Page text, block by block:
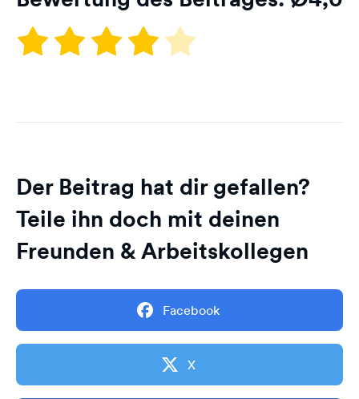
Der Beitrag hat dir gefallen?
Teile ihn doch mit deinen
Freunden & Arbeitskollegen
Facebook
X